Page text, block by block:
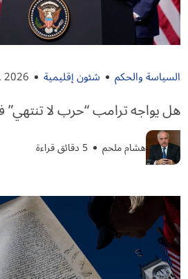
السياسة والحكم شئون إقليمية 2026
هل يواجه ترامب “حرب لا تنتهي”
هشام ملحم 5 دقائق قراءة